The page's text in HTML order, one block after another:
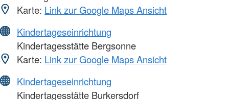
Karte: Link zur Google Maps Ansicht
Kindertageseinrichtung
Kindertagesstätte Bergsonne
Karte: Link zur Google Maps Ansicht
Kindertageseinrichtung
Kindertagesstätte Burkersdorf